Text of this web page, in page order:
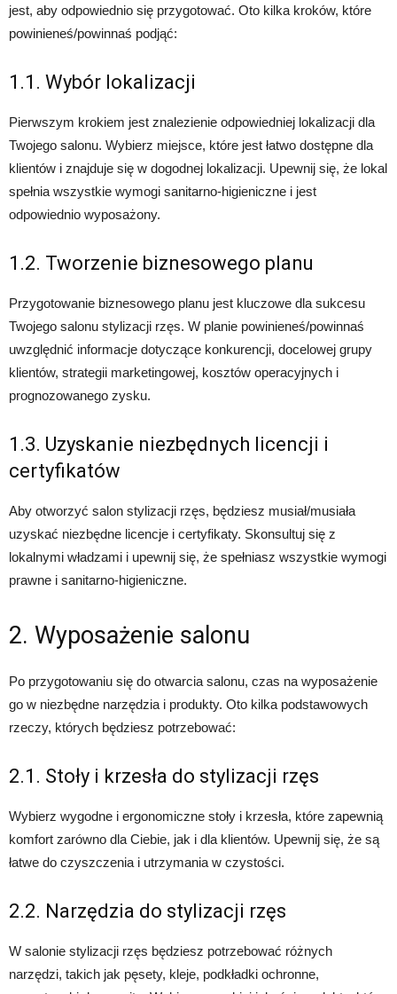
jest, aby odpowiednio się przygotować. Oto kilka kroków, które
powinieneś/powinnaś podjąć:
1.1. Wybór lokalizacji
Pierwszym krokiem jest znalezienie odpowiedniej lokalizacji dla
Twojego salonu. Wybierz miejsce, które jest łatwo dostępne dla
klientów i znajduje się w dogodnej lokalizacji. Upewnij się, że lokal
spełnia wszystkie wymogi sanitarno-higieniczne i jest
odpowiednio wyposażony.
1.2. Tworzenie biznesowego planu
Przygotowanie biznesowego planu jest kluczowe dla sukcesu
Twojego salonu stylizacji rzęs. W planie powinieneś/powinnaś
uwzględnić informacje dotyczące konkurencji, docelowej grupy
klientów, strategii marketingowej, kosztów operacyjnych i
prognozowanego zysku.
1.3. Uzyskanie niezbędnych licencji i
certyfikatów
Aby otworzyć salon stylizacji rzęs, będziesz musiał/musiała
uzyskać niezbędne licencje i certyfikaty. Skonsultuj się z
lokalnymi władzami i upewnij się, że spełniasz wszystkie wymogi
prawne i sanitarno-higieniczne.
2. Wyposażenie salonu
Po przygotowaniu się do otwarcia salonu, czas na wyposażenie
go w niezbędne narzędzia i produkty. Oto kilka podstawowych
rzeczy, których będziesz potrzebować:
2.1. Stoły i krzesła do stylizacji rzęs
Wybierz wygodne i ergonomiczne stoły i krzesła, które zapewnią
komfort zarówno dla Ciebie, jak i dla klientów. Upewnij się, że są
łatwe do czyszczenia i utrzymania w czystości.
2.2. Narzędzia do stylizacji rzęs
W salonie stylizacji rzęs będziesz potrzebować różnych
narzędzi, takich jak pęsety, kleje, podkładki ochronne,